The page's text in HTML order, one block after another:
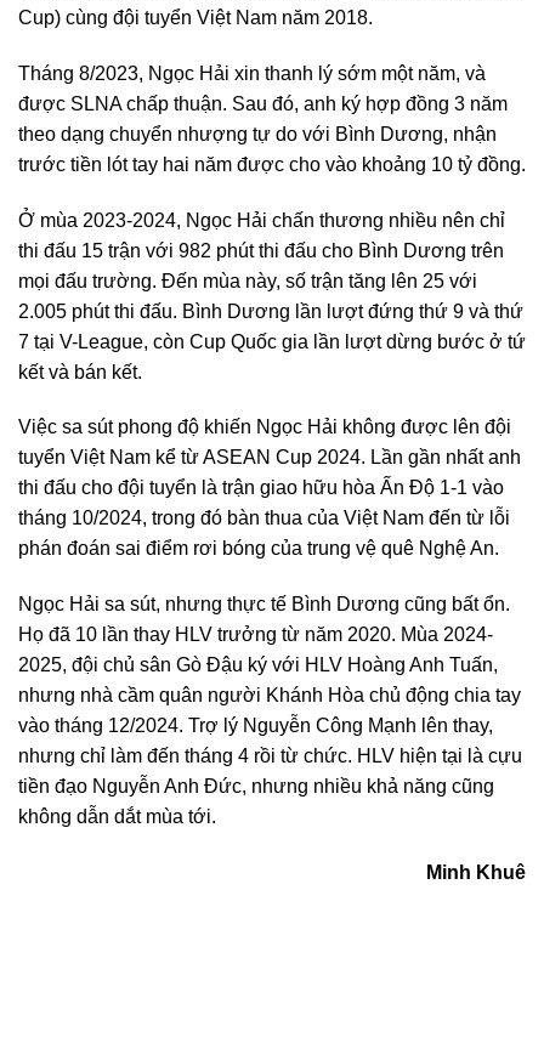
Cup) cùng đội tuyển Việt Nam năm 2018.
Tháng 8/2023, Ngọc Hải xin thanh lý sớm một năm, và
được SLNA chấp thuận. Sau đó, anh ký hợp đồng 3 năm
theo dạng chuyển nhượng tự do với Bình Dương, nhận
trước tiền lót tay hai năm được cho vào khoảng 10 tỷ đồng.
Ở mùa 2023-2024, Ngọc Hải chấn thương nhiều nên chỉ
thi đấu 15 trận với 982 phút thi đấu cho Bình Dương trên
mọi đấu trường. Đến mùa này, số trận tăng lên 25 với
2.005 phút thi đấu. Bình Dương lần lượt đứng thứ 9 và thứ
7 tại V-League, còn Cup Quốc gia lần lượt dừng bước ở tứ
kết và bán kết.
Việc sa sút phong độ khiến Ngọc Hải không được lên đội
tuyển Việt Nam kể từ ASEAN Cup 2024. Lần gần nhất anh
thi đấu cho đội tuyển là trận giao hữu hòa Ấn Độ 1-1 vào
tháng 10/2024, trong đó bàn thua của Việt Nam đến từ lỗi
phán đoán sai điểm rơi bóng của trung vệ quê Nghệ An.
Ngọc Hải sa sút, nhưng thực tế Bình Dương cũng bất ổn.
Họ đã 10 lần thay HLV trưởng từ năm 2020. Mùa 2024-
2025, đội chủ sân Gò Đậu ký với HLV Hoàng Anh Tuấn,
nhưng nhà cầm quân người Khánh Hòa chủ động chia tay
vào tháng 12/2024. Trợ lý Nguyễn Công Mạnh lên thay,
nhưng chỉ làm đến tháng 4 rồi từ chức. HLV hiện tại là cựu
tiền đạo Nguyễn Anh Đức, nhưng nhiều khả năng cũng
không dẫn dắt mùa tới.
Minh Khuê